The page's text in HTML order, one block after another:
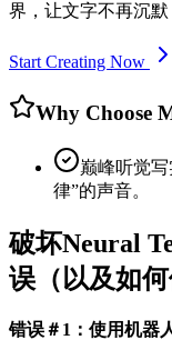
界，让文字不再沉默
Start Creating Now
Why Choose
巅峰听觉写
律”的声音。
破坏Neural
误（以及如何
错误＃1：使用机器